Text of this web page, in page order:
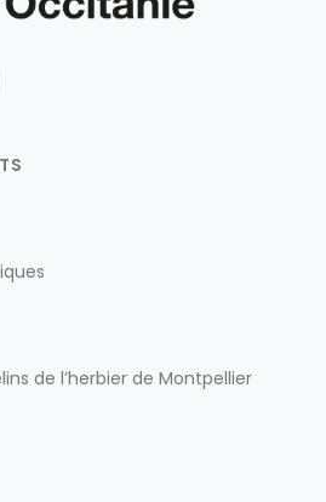
de l’herbier de Montpellier